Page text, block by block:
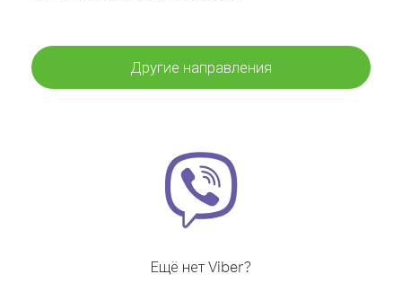
Другие направления
Ещё нет Viber?